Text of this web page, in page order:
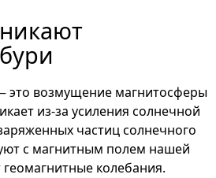
это возмущение магнитосферы
из-за усиления солнечной
частиц солнечного
с магнитным полем нашей
колебания.